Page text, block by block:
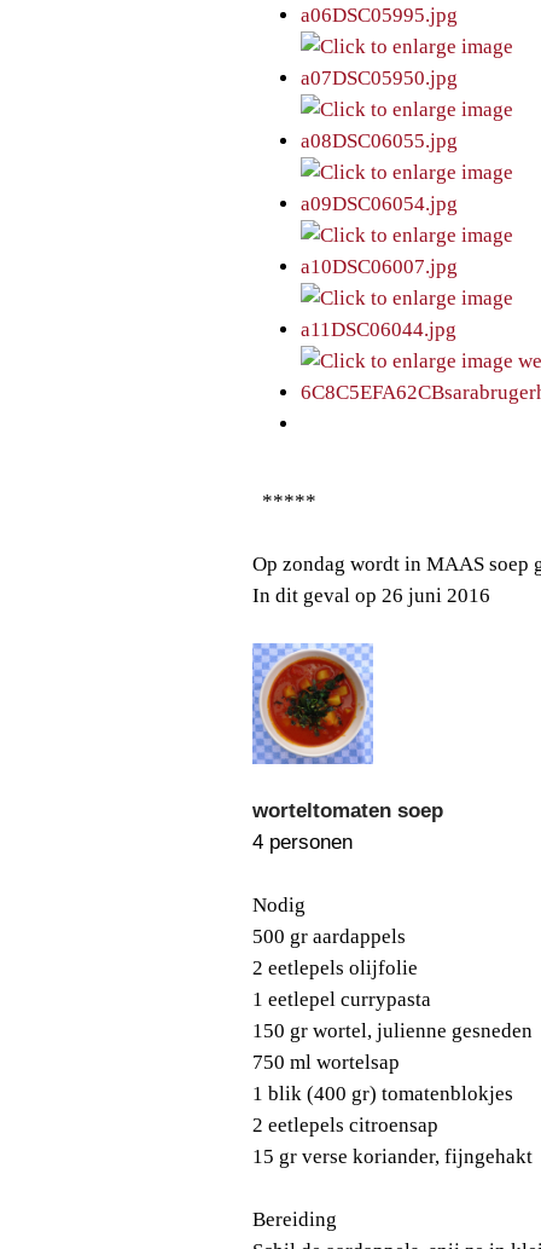
*****
Op zondag wordt in MAAS soep
In dit geval op 26 juni 2016
worteltomaten soep
4 personen
Nodig
500 gr aardappels
2 eetlepels olijfolie
1 eetlepel currypasta
150 gr wortel, julienne gesneden
750 ml wortelsap
1 blik (400 gr) tomatenblokjes
2 eetlepels citroensap
15 gr verse koriander, fijngehakt
Bereiding